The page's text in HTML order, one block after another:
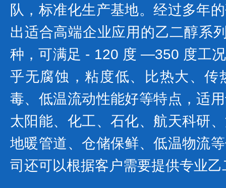
队，标准化生产基地。经过多年
出适合高端企业应用的乙二醇系
种，可满足 - 120 度 —350 度工
乎无腐蚀，粘度低、比热大、传
毒、低温流动性能好等特点，适
太阳能、化工、石化、航天科研
地暖管道、仓储保鲜、低温物流
司还可以根据客户需要提供专业